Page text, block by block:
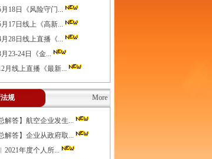
月18日《风险守门...
月17日线上《高新...
月28日线上直播《...
23-24日《金...
月线上直播《最新...
More
规
解答】航空企业发生...
解答】企业从政府取...
年度个人所...